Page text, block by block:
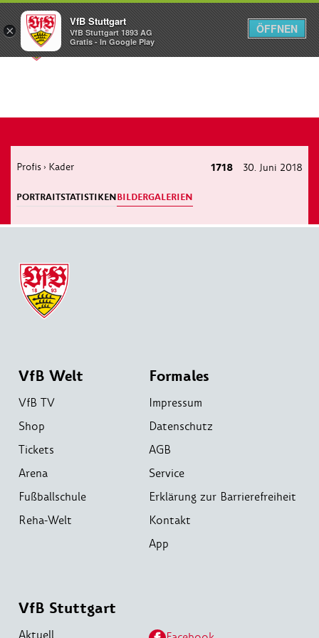
Menü
Profis › Kader 1718 30. Juni 2018
PORTRAITSTATISTIKENBILDERGALERIEN
VfB Welt
VfB TV
Shop
Tickets
Arena
Fußballschule
Reha-Welt
Formales
Impressum
Datenschutz
AGB
Service
Erklärung zur Barrierefreiheit
Kontakt
App
VfB Stuttgart
Aktuell
×
VfB Stuttgart
VfB Stuttgart 1893 AG
Gratis - In Google Play
ÖFFNEN